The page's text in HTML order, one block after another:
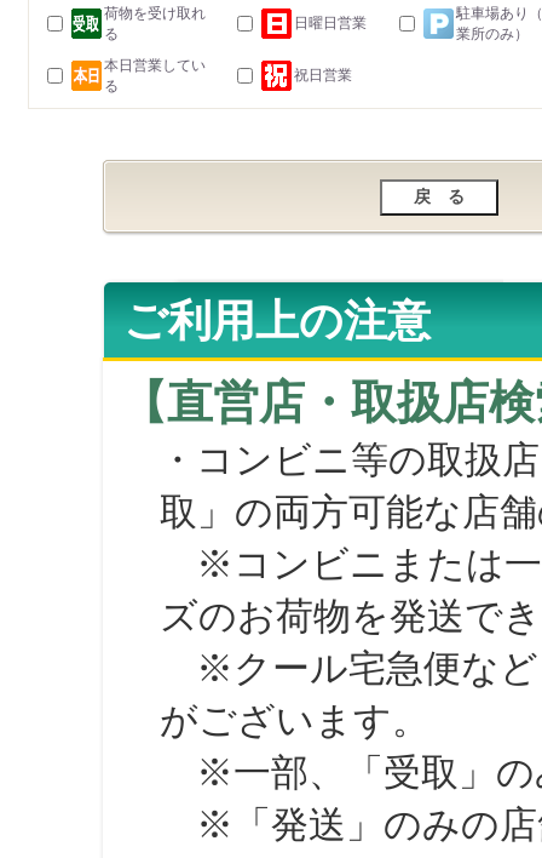
荷物を受け取れ
る
日曜日営業
駐車場あり
業所のみ）
本日営業してい
る
祝日営業
ご利用上の注意
【直営店・取扱店
・コンビニ等の取扱
取」の両方可能な店
※コンビニまたは一
ズのお荷物を発送で
※クール宅急便など
がございます。
※一部、「受取」の
※「発送」のみの店